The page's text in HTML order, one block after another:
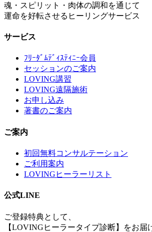
魂・スピリット・肉体の調和を通じて
運命を好転させるヒーリングサービス
サービス
ﾌﾘｰﾀﾞﾑﾃﾞｨｽﾃｨﾆｰ会員
セッションのご案内
LOVING講習
LOVING遠隔施術
お申し込み
著書のご案内
ご案内
初回無料コンサルテーション
ご利用案内
LOVINGヒーラーリスト
公式LINE
ご登録特典として、
【LOVINGヒーラータイプ診断】をお届